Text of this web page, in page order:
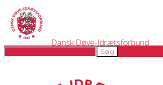
Dansk Døve-Idrætsforbund